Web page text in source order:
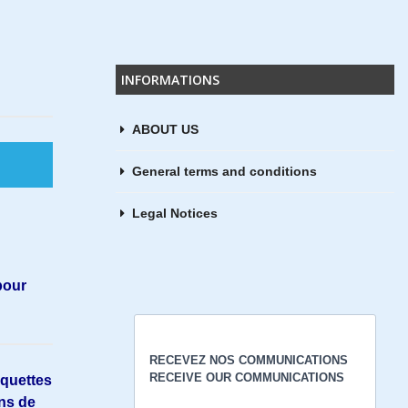
&
INFORMATIONS
ABOUT US
General terms and conditions
Legal Notices
de